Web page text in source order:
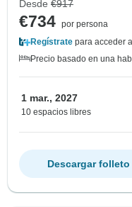
Desde €917
€734 por persona
Regístrate para acceder
Precio basado en una
1 mar., 2027
10 espacios libres
Descargar folleto